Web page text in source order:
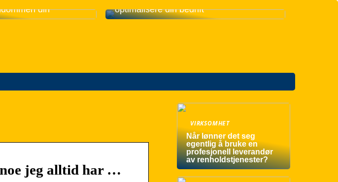
din
optimalisere din bedrift
jeg alltid har …
VIRKSOMHET
Når lønner det seg
egentlig å bruke en
profesjonell leverandør
av renholdstjenester?